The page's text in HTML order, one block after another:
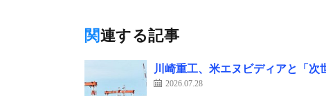
関連する記事
川崎重工、米エヌビディアと「
2026.07.28